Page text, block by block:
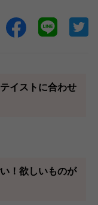
イストに合わせ
！欲しいものが